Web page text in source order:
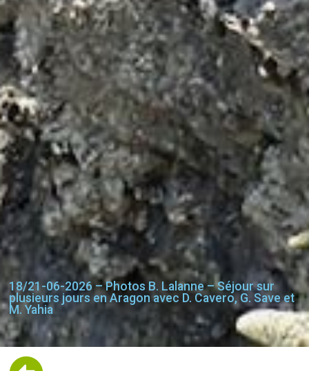
18/21-06-2026 – Photos B. Lalanne – Séjour sur
plusieurs jours en Aragon avec D. Cavero, G. Save et
M. Yahia